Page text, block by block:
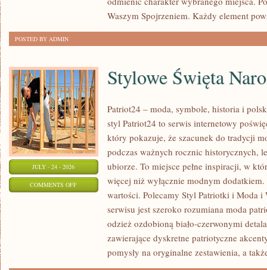
Waszym Spojrzeniem. Każdy element
POSTED BY ADMIN
JULY - 24 - 2026
COMMENTS OFFON
NARODOWE
Stylowe Święta
Patriot24 – moda, symbole, historia i
styl Patriot24 to serwis internetowy
który pokazuje, że szacunek do tradycji
podczas ważnych rocznic historycznych,
ubiorze. To miejsce pełne inspiracji, w
więcej niż wyłącznie modnym
wartości. Polecamy Styl Patriotki i Moda i
serwisu jest szeroko rozumiana moda
odzież ozdobioną biało-czerwonymi
zawierające dyskretne patriotyczne
pomysły na oryginalne zestawienia, a